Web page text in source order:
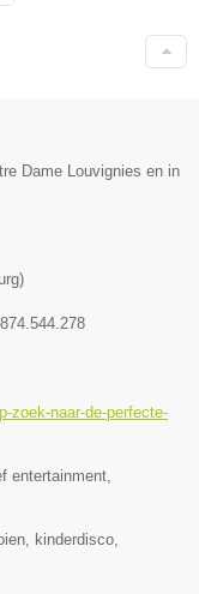
Dame Louvignies en in
)
zoek-naar-de-perfecte-
entertainment,
kinderdisco,